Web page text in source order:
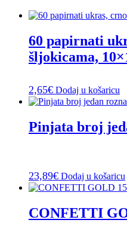
60 papirnati
šljokicama,
2,65€ Dodaj u košaricu
Pinjata broj
23,89€ Dodaj u košaricu
CONFETTI